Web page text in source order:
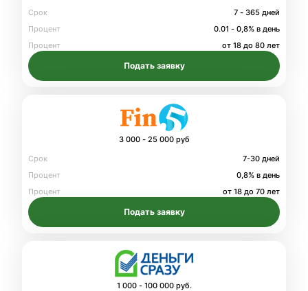
Срок
7 - 365 дней
Процент
0.01 - 0,8% в день
Процент
от 18 до 80 лет
Подать заявку
3 000 - 25 000 руб
Срок
7-30 дней
Процент
0,8% в день
Процент
от 18 до 70 лет
Подать заявку
1 000 - 100 000 руб.